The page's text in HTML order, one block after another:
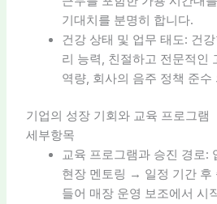
기대치를 분명히 합니다.
건강 상태 및 업무 태도: 건
리 능력, 친절하고 전문적인
역량, 회사의 음주 정책 준수
기업의 성장 기회와 교육 프로그램
세부항목
교육 프로그램과 승진 경로:
현장 멘토링 → 일정 기간 후
들어 매장 운영 보조에서 시